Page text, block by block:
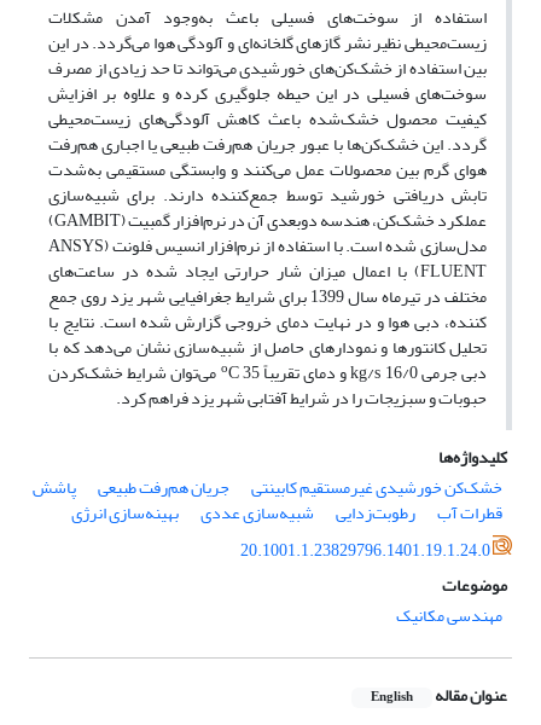
استفاده از سوخت‌های فسیلی باعث به‌وجود آمدن مشکلات
زیست‌محیطی نظیر نشر گازهای گلخانه‌ای و آلودگی هوا می­‌گردد. در این
بین استفاده از خشک‌کن‌های خورشیدی می‌تواند تا حد زیادی از مصرف
سوخت­‌های فسیلی در این حیطه جلوگیری کرده و علاوه بر افزایش
کیفیت محصول خشک‌شده باعث کاهش آلودگی‌های زیست‌محیطی
گردد. این خشک‌کن‌­ها با عبور جریان هم‌رفت طبیعی یا اجباری هم‌رفت
هوای گرم بین محصولات عمل می‌کنند و وابستگی مستقیمی به‌شدت
تابش دریافتی خورشید توسط جمع­‌کننده دارند. برای شبیه‌سازی
عملکرد خشک‌کن، هندسه دوبعدی آن در نرم‌افزار گمبیت (GAMBIT)
مدل‌سازی شده است. با استفاده از نرم‌افزار انسیس فلونت (ANSYS
FLUENT) با اعمال میزان شار حرارتی ایجاد شده در ساعت­‌های
مختلف در تیرماه سال 1399 برای شرایط جغرافیایی شهر یزد روی جمع­‌
کننده، دبی هوا و در نهایت دمای خروجی گزارش شده است. نتایج با
تحلیل کانتورها و نمودارهای حاصل از شبیه‌سازی نشان می‌­دهد که با
دبی جرمی kg/s 16/0 و دمای تقریباً o C 35 می‌توان شرایط خشک‌­کردن
حبوبات و سبزیجات را در شرایط آفتابی شهر یزد فراهم کرد.
کلیدواژه‌ها
خشک‌کن خورشیدی غیرمستقیم کابینتی
جریان هم‌رفت طبیعی پاشش
قطرات آب رطوبت‌زدایی شبیه‌سازی عددی
بهینه‌سازی انرژی
20.1001.1.23829796.1401.19.1.24.0
موضوعات
مهندسی مکانیک
عنوان مقاله English